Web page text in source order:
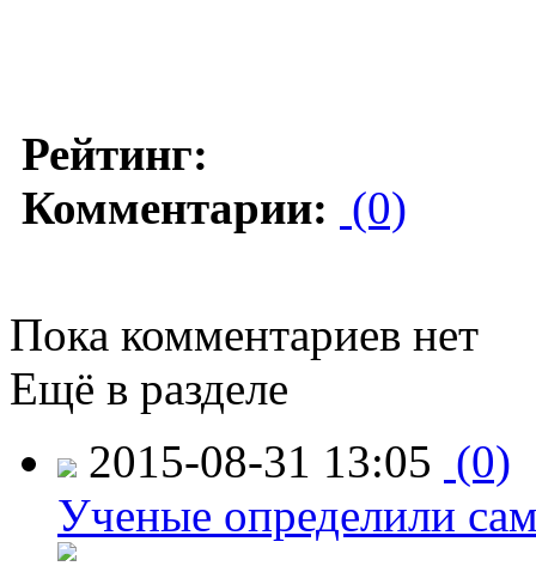
Рейтинг:
Комментарии: (0)
Пока комментариев нет
Ещё в разделе
2015-08-31 13:05 (0)
Ученые определили